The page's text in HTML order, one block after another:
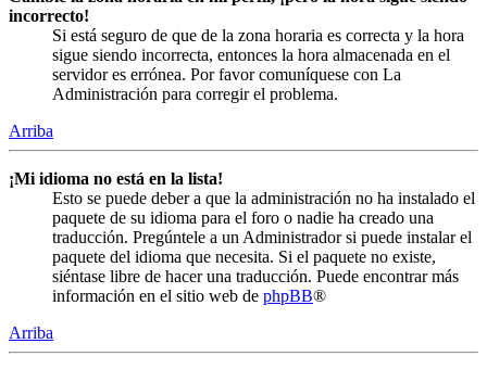
incorrecto!
Si está seguro de que de la zona horaria es correcta y la hora
sigue siendo incorrecta, entonces la hora almacenada en el
servidor es errónea. Por favor comuníquese con La
Administración para corregir el problema.
Arriba
¡Mi idioma no está en la lista!
Esto se puede deber a que la administración no ha instalado el
paquete de su idioma para el foro o nadie ha creado una
traducción. Pregúntele a un Administrador si puede instalar el
paquete del idioma que necesita. Si el paquete no existe,
siéntase libre de hacer una traducción. Puede encontrar más
información en el sitio web de phpBB®
Arriba